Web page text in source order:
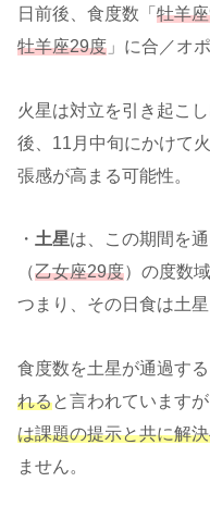
日前後、食度数「 牡羊
牡羊座29度 」に合／オ
火星は対立を引き起こ
後、11月中旬にかけて
張感が高まる可能性。
・ 土星は、この期間を
（乙女座29度）の度数
つまり、その日食は土星
食度数を土星が通過する
れると言われています
は課題の提示と共に解
ません。